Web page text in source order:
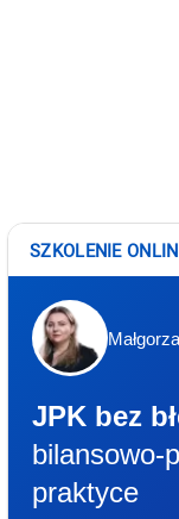
SZKOLENIE
JPK bez
bilansowo-
praktyce